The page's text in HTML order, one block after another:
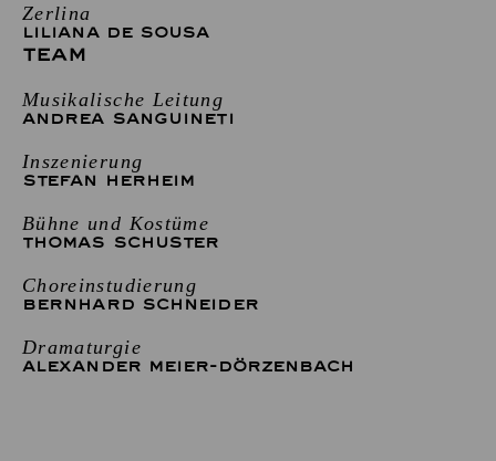
Zerlina
LILIANA DE SOUSA
TEAM
Musikalische Leitung
ANDREA SANGUINETI
Inszenierung
STEFAN HERHEIM
Bühne und Kostüme
THOMAS SCHUSTER
Choreinstudierung
BERNHARD SCHNEIDER
Dramaturgie
ALEXANDER MEIER-DÖRZENBACH